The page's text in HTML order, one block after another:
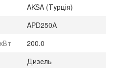
AKSA (Турція)
APD250A
200.0
Дизель